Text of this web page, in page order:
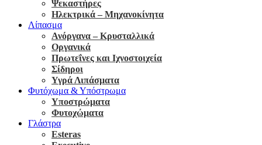
Ψεκαστήρες
Ηλεκτρικά – Μηχανοκίνητα
Λίπασμα
Ανόργανα – Κρυσταλλικά
Οργανικά
Πρωτεΐνες και Ιχνοστοιχεία
Σίδηροι
Υγρά Λιπάσματα
Φυτόχωμα & Υπόστρωμα
Υποστρώματα
Φυτοχώματα
Γλάστρα
Esteras